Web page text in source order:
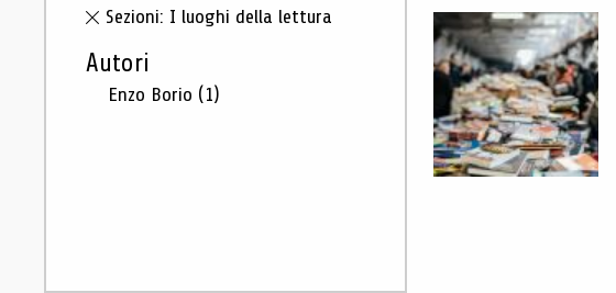
Sezioni: I luoghi della lettura
Autori
Enzo Borio (1)